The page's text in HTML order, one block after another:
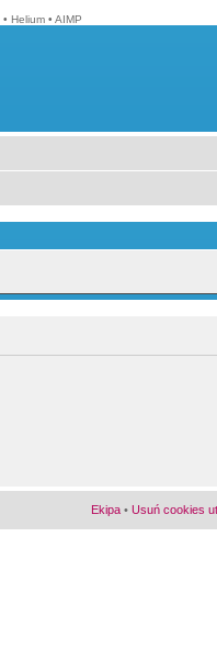
• Helium • AIMP
Ekipa • Usuń cookies